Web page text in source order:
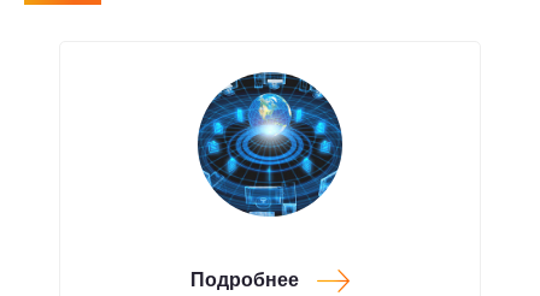
Подробнее